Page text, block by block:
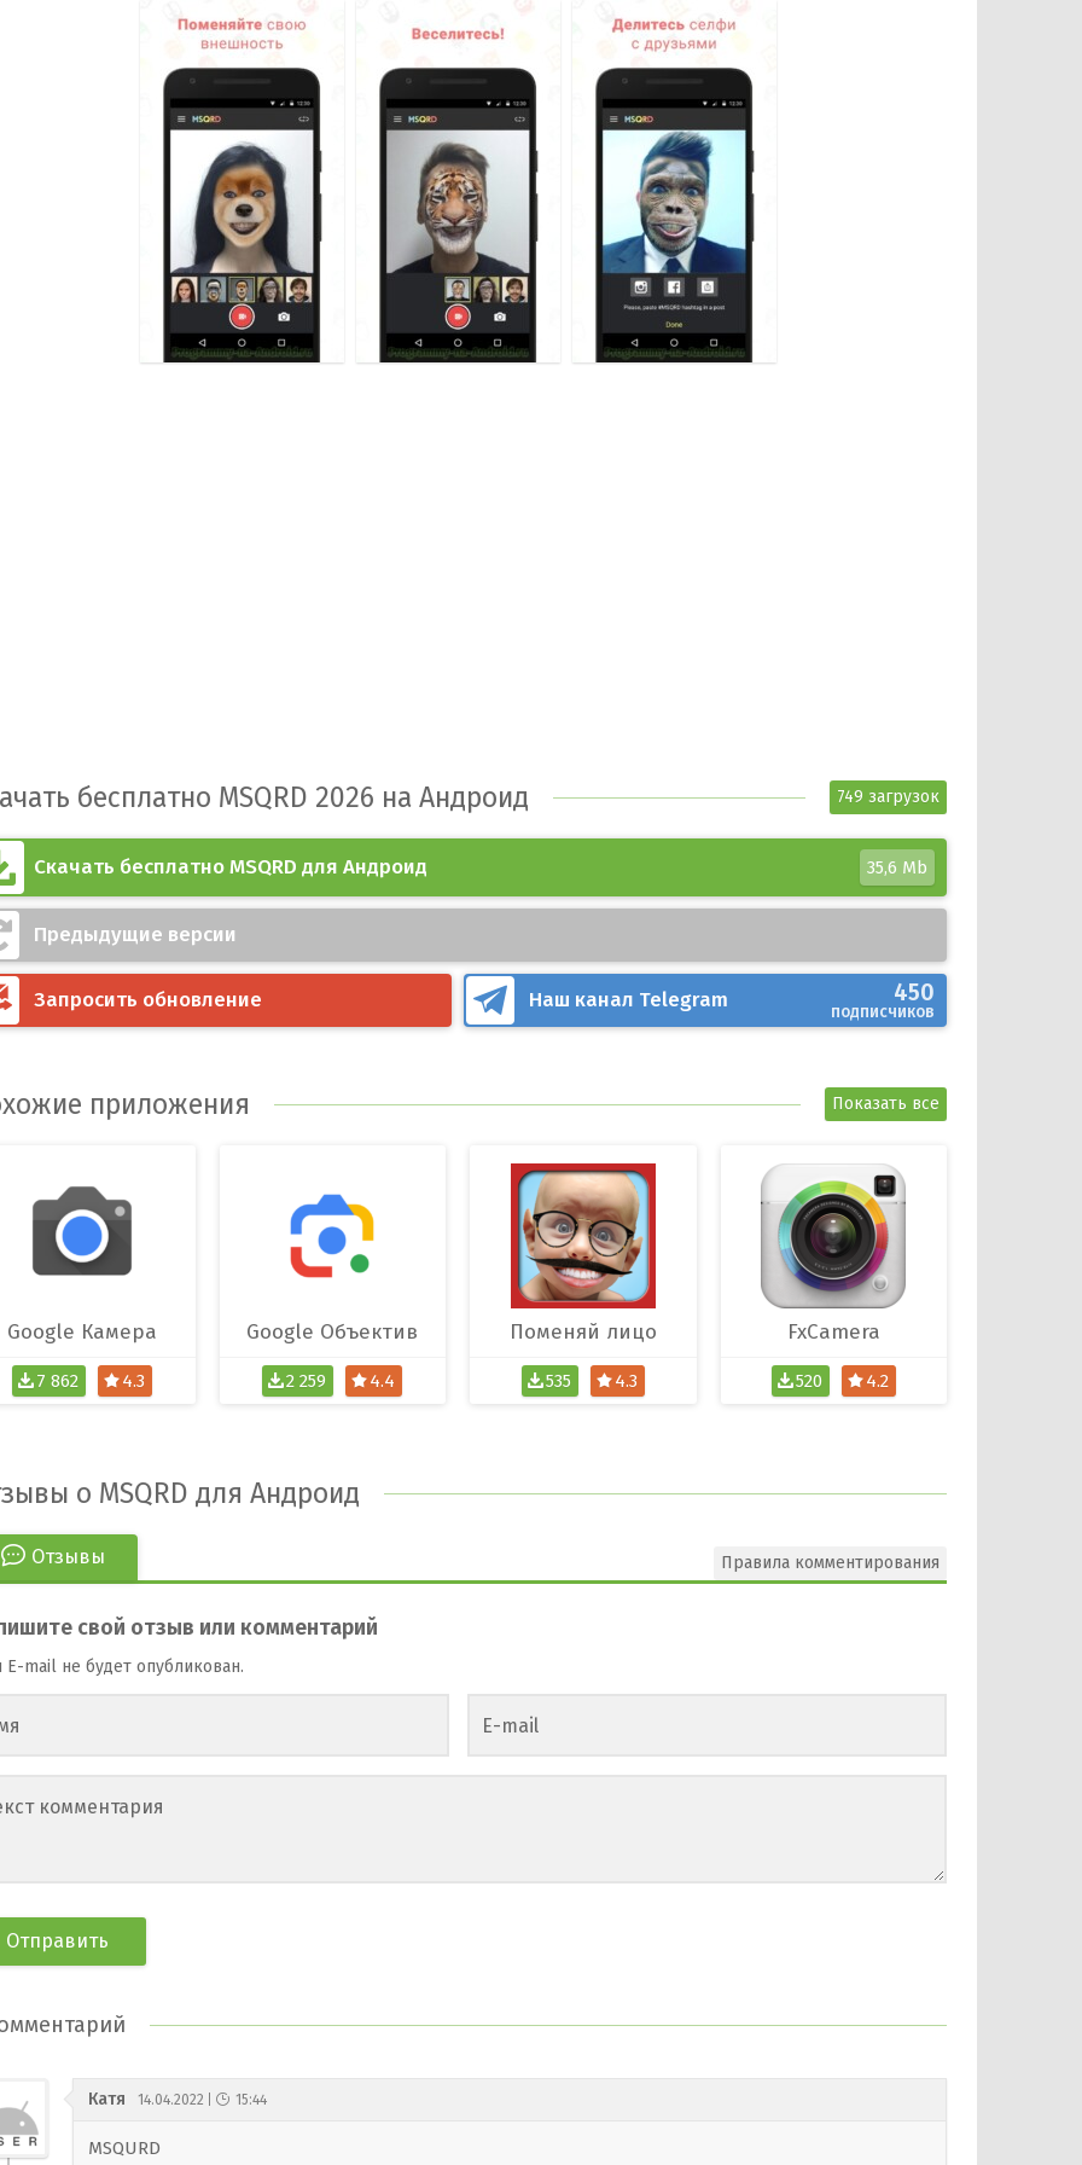
бесплатно MSQRD 2026 на Андроид 749 загрузок
Скачать бесплатно MSQRD для Андроид 35,6 Mb
Предыдущие версии
Запросить обновление Наш канал Telegram 450
подписчиков
приложения Показать все
Google Камера
7 862 4.3
Google Объектив
2 259 4.4
Поменяй лицо
535 4.3
FxCamera
520 4.2
о MSQRD для Андроид
Отзывы Правила комментирования
свой отзыв или комментарий
mail не будет опубликован.
E-mail
комментария
Катя 14.04.2022 15:44
MSQURD